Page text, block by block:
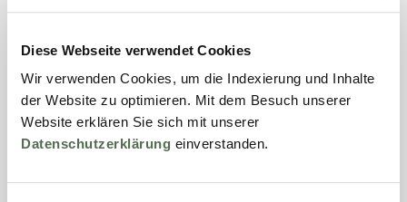
Diese Webseite verwendet Cookies
Wir verwenden Cookies, um die Indexierung und Inhalte
der Website zu optimieren. Mit dem Besuch unserer
Website erklären Sie sich mit unserer
Datenschutzerklärung einverstanden.
Kontakt
Anrede *